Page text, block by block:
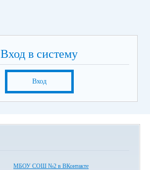
Вход в систему
Вход
МБОУ СОШ №2 в ВКонтакте